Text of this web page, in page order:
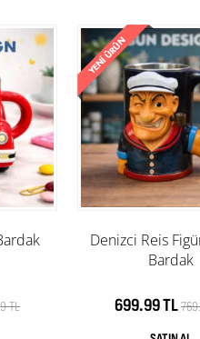
TL
Denizci Reis
Bardak
699.99 TL